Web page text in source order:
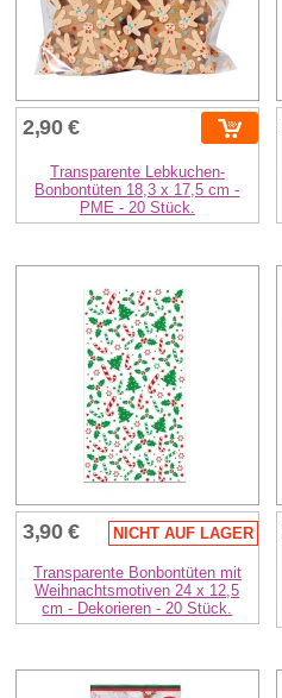
2,90 €
Transparente Lebkuchen-
Bonbontüten 18,3 x 17,5 cm -
PME - 20 Stück.
3,90 € NICHT AUF LAGER
Transparente Bonbontüten mit
Weihnachtsmotiven 24 x 12,5
cm - Dekorieren - 20 Stück.